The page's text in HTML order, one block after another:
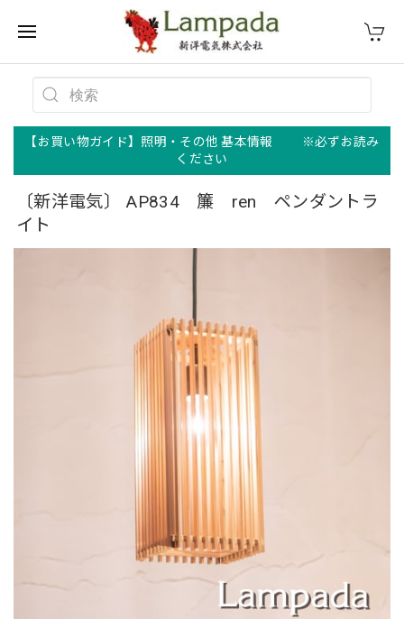
【お買い物ガイド】照明・その他 基本情報 ※必ずお読み
ください
〔新洋電気〕 AP834 簾 ren ペンダントラ
イト